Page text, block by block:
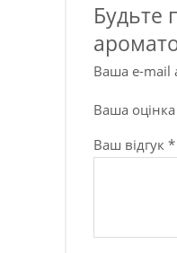
Будьте
Ваша e-mail
Ваша оцінка
Ваш відгук *